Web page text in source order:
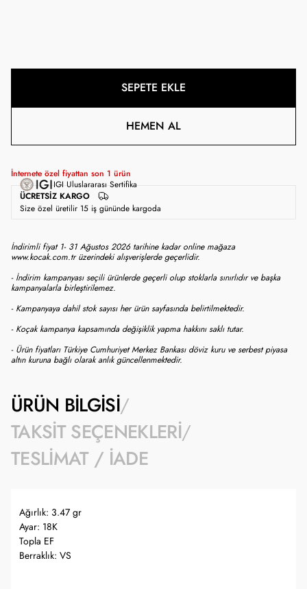
SEPETE EKLE
HEMEN AL
İnternete özel fiyattan son 1 ürün
ÜCRETSIZ KARGO
IGI Uluslararası Sertifika
Size özel üretilir 15 iş gününde kargoda
İndirimli fiyat 1- 31 Ağustos 2026 tarihine kadar online mağaza
www.kocak.com.tr üzerindeki alışverişlerde geçerlidir.
- İndirim kampanyası seçili ürünlerde geçerli olup stoklarla sınırlıdır ve başka
kampanyalarla birleştirilemez.
- Kampanyaya dahil stok sayısı her ürün sayfasında belirtilmektedir.
- Koçak kampanya kapsamında değişiklik yapma hakkını saklı tutar.
- Ürün fiyatları Türkiye Cumhuriyet Merkez Bankası döviz kuru ve serbest piyasa
altın kuruna bağlı olarak anlık güncellenmektedir.
ÜRÜN BILGISI
TAKSIT SEÇENEKLERI
TESLIMAT / İADE
Ağırlık: 3.47 gr
Ayar: 18K
Topla EF
Berraklık: VS